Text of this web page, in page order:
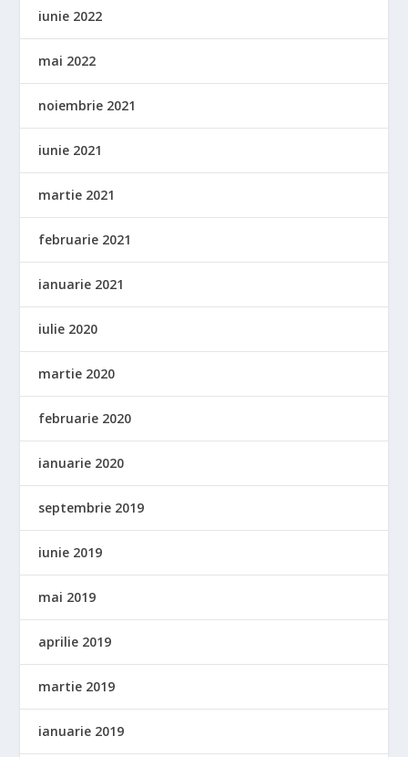
iunie 2022
mai 2022
noiembrie 2021
iunie 2021
martie 2021
februarie 2021
ianuarie 2021
iulie 2020
martie 2020
februarie 2020
ianuarie 2020
septembrie 2019
iunie 2019
mai 2019
aprilie 2019
martie 2019
ianuarie 2019